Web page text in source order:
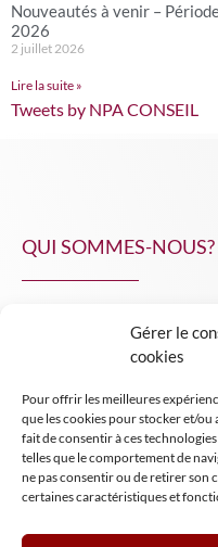
Gérer le
cookies
Pour offrir les meilleures
que les cookies pour stocker et/
fait de consentir à ces
telles que le comportement de
ne pas consentir ou de retirer son
certaines caractéristiques et
Nouveautés à venir –
2026
2 juillet 2026
Lire la suite »
Tweets by NPA CONSEIL
QUI SOMMES-NOUS?
INSIGHT NPA